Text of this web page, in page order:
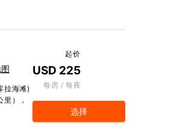
拉海滩)
），
起价
USD 225
每房 / 每夜
选择